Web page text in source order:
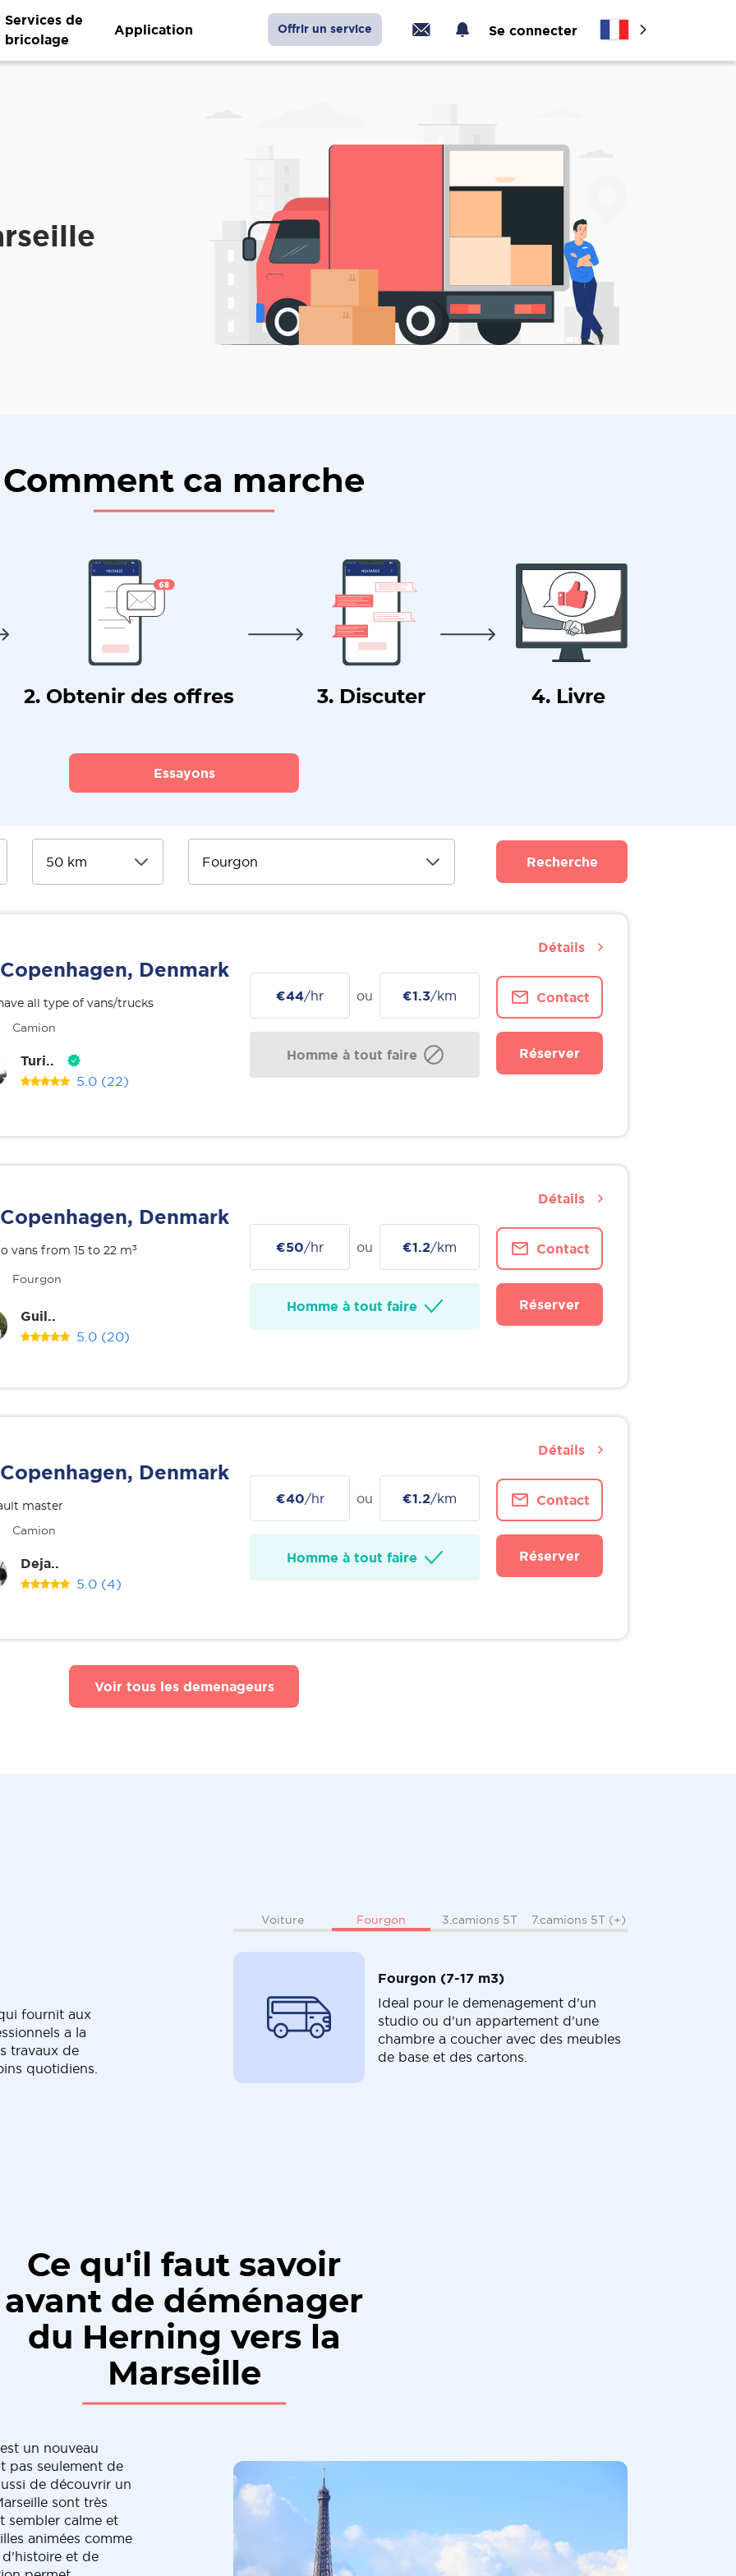
Services de
bricolage
Application Offrir un service Se connecter
Comment ca marche
2. Obtenir des offres 3. Discuter 4. Livre
Essayons
Recherche
Copenhagen, Denmark
all type of vans/trucks
Camion
Turi..
5.0 (22)
€44/hr ou €1.3/km
Homme à tout faire
Contact
Réserver
Détails
Copenhagen, Denmark
vans from 15 to 22 m³
Fourgon
Guil..
5.0 (20)
€50/hr ou €1.2/km
Homme à tout faire
Contact
Réserver
Détails
Copenhagen, Denmark
master
Camion
Deja..
5.0 (4)
€40/hr ou €1.2/km
Homme à tout faire
Contact
Réserver
Détails
Voir tous les demenageurs
fournit aux
a la
travaux de
quotidiens.
Voiture Fourgon 3.camions 5T 7.camions 5T (+)
Fourgon (7-17 m3)
Ideal pour le demenagement d'un
studio ou d'un appartement d'une
chambre a coucher avec des meubles
de base et des cartons.
Ce qu'il faut savoir
avant de déménager
du Herning vers la
Marseille
un nouveau
pas seulement de
de découvrir un
sont très
sembler calme et
animées comme
d'histoire et de